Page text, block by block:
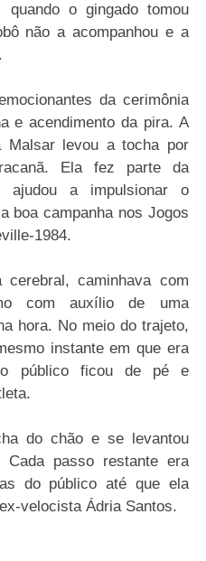
o gingado tomou
não a acompanhou e a
da cerimônia
e acendimento da pira. A
Malsar levou a tocha por
Ela fez parte da
ajudou a impulsionar o
boa campanha nos Jogos
1984.
caminhava com
com auxílio de uma
hora. No meio do trajeto,
instante em que era
público ficou de pé e
do chão e se levantou
Cada passo restante era
do público até que ela
velocista Ádria Santos.